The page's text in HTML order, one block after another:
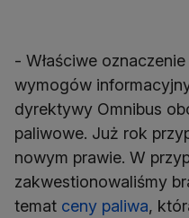
- Właściwe
wymogów
dyrektywy Omnibus
paliwowe. Już rok
nowym prawie. W
zakwestionowaliśmy
temat ceny paliwa,